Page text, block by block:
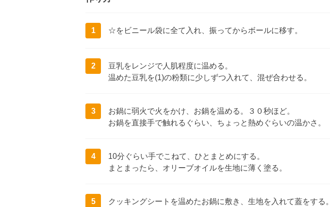
1 ☆をビニール袋に全て入れ、振ってからボールに移す。
2
豆乳をレンジで人肌程度に温める。
温めた豆乳を(1)の粉類に少しずつ入れて、混ぜ合わせる。
3
お鍋に弱火で火をかけ、お鍋を温める。３０秒ほど。
お鍋を直接手で触れるぐらい、ちょっと熱めぐらいの温かさ。
4
10分ぐらい手でこねて、ひとまとめにする。
まとまったら、オリーブオイルを生地に薄く塗る。
5
クッキングシートを温めたお鍋に敷き、生地を入れて蓋をする。